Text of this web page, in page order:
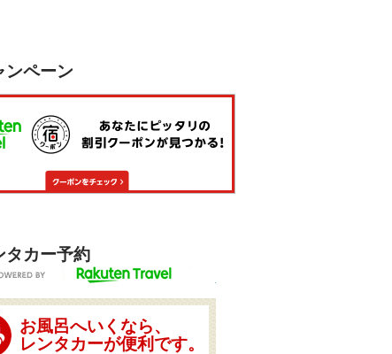
ンペーン
タカー予約
お風呂へいくなら、
レンタカーが便利です。